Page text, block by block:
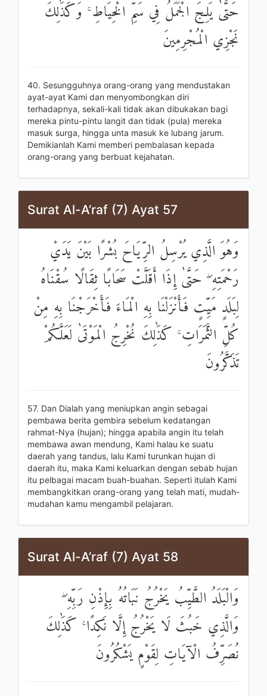
حَتَّىٰ يَلِجَ الْجَمَلُ فِي سَمِّ الْخِيَاطِ ۚ وَكَذَٰلِكَ
نَجْزِي الْمُجْرِمِينَ
40. Sesungguhnya orang-orang yang mendustakan
ayat-ayat Kami dan menyombongkan diri
terhadapnya, sekali-kali tidak akan dibukakan bagi
mereka pintu-pintu langit dan tidak (pula) mereka
masuk surga, hingga unta masuk ke lubang jarum.
Demikianlah Kami memberi pembalasan kepada
orang-orang yang berbuat kejahatan.
Surat Al-A’raf (7) Ayat 57
وَهُوَ الَّذِي يُرْسِلُ الرِّيَاحَ بُشْرًا بَيْنَ يَدَيْ
رَحْمَتِهِ ۖ حَتَّىٰ إِذَا أَقَلَّتْ سَحَابًا ثِقَالًا سُقْنَاهُ
لِبَلَدٍ مَيِّتٍ فَأَنْزَلْنَا بِهِ الْمَاءَ فَأَخْرَجْنَا بِهِ مِنْ
كُلِّ الثَّمَرَاتِ ۚ كَذَٰلِكَ نُخْرِجُ الْمَوْتَىٰ لَعَلَّكُمْ
تَذَكَّرُونَ
57. Dan Dialah yang meniupkan angin sebagai
pembawa berita gembira sebelum kedatangan
rahmat-Nya (hujan); hingga apabila angin itu telah
membawa awan mendung, Kami halau ke suatu
daerah yang tandus, lalu Kami turunkan hujan di
daerah itu, maka Kami keluarkan dengan sebab hujan
itu pelbagai macam buah-buahan. Seperti itulah Kami
membangkitkan orang-orang yang telah mati, mudah-
mudahan kamu mengambil pelajaran.
Surat Al-A’raf (7) Ayat 58
وَالْبَلَدُ الطَّيِّبُ يَخْرُجُ نَبَاتُهُ بِإِذْنِ رَبِّهِ ۖ
وَالَّذِي خَبُثَ لَا يَخْرُجُ إِلَّا نَكِدًا ۚ كَذَٰلِكَ
نُصَرِّفُ الْآيَاتِ لِقَوْمٍ يَشْكُرُونَ